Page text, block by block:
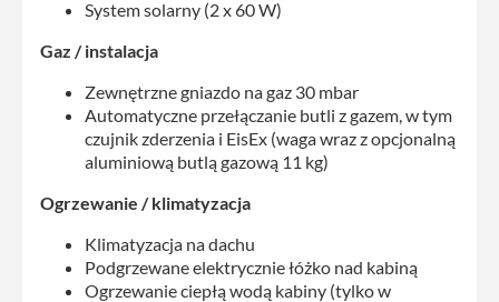
System solarny (2 x 60 W)
Gaz / instalacja
Zewnętrzne gniazdo na gaz 30 mbar
Automatyczne przełączanie butli z gazem, w tym
czujnik zderzenia i EisEx (waga wraz z opcjonalną
aluminiową butlą gazową 11 kg)
Ogrzewanie / klimatyzacja
Klimatyzacja na dachu
Podgrzewane elektrycznie łóżko nad kabiną
Ogrzewanie ciepłą wodą kabiny (tylko w